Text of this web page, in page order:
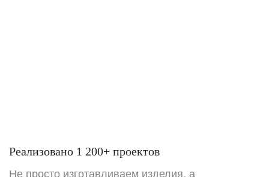
Реализовано 1 200+ проектов
Не просто изготавливаем изделия, а